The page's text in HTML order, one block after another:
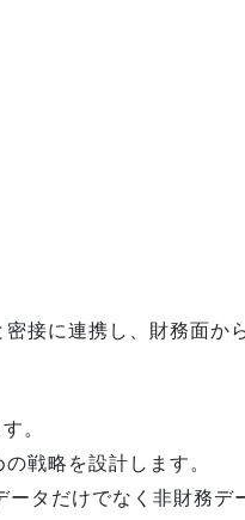
接に連携し、財務面か
。
戦略を設計します。
タだけでなく非財務デ